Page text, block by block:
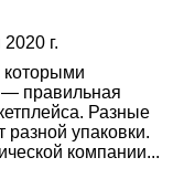
г.
которыми
— правильная
Разные
разной упаковки.
компании...